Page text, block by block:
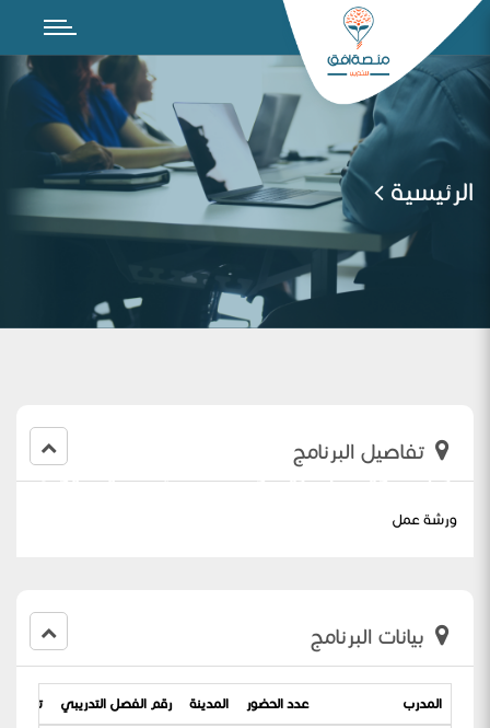
الرئيسية
شرح الهوية البصرية والخطة الإعلامية ليوم
تفاصيل البرنامج
ورشة عمل
بيانات البرنامج
المدرب عدد الحضور المدينة رقم الفصل التدريبي تاريخ